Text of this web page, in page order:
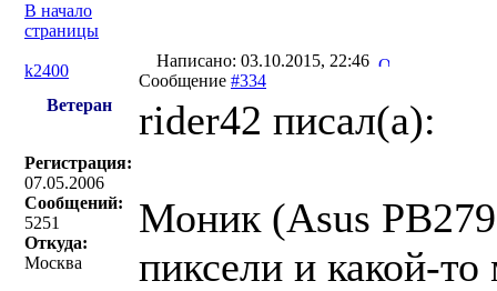
В начало
страницы
k2400
Написано: 03.10.2015, 22:46
Сообщение #334
Ветеран
Регистрация:
07.05.2006
Сообщений:
5251
Откуда:
Москва
rider42 писал(a):
Моник (Asus
пиксели и какой-